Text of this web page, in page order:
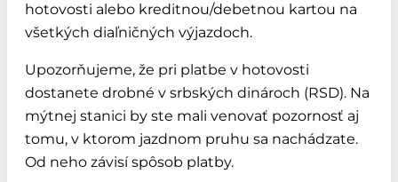
hotovosti alebo kreditnou/debetnou kartou na
všetkých diaľničných výjazdoch.
Upozorňujeme, že pri platbe v hotovosti
dostanete drobné v srbských dinároch (RSD). Na
mýtnej stanici by ste mali venovať pozornosť aj
tomu, v ktorom jazdnom pruhu sa nachádzate.
Od neho závisí spôsob platby.